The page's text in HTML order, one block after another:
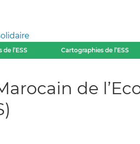
de l’ESS Cartographies de l’ESS
de